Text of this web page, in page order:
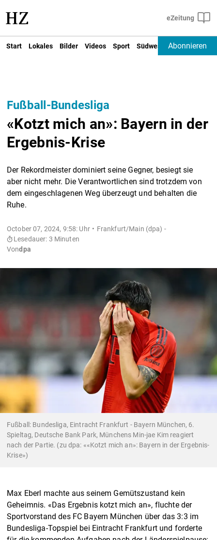
Start Lokales Bilder Videos Sport Südwest Deutschland
Abonnieren
Fußball-Bundesliga
«Kotzt mich an»: Bayern in der
Ergebnis-Krise
Der Rekordmeister dominiert seine Gegner, besiegt sie
aber nicht mehr. Die Verantwortlichen sind trotzdem von
dem eingeschlagenen Weg überzeugt und behalten die
Ruhe.
October 07, 2024, 9:58: Uhr
Frankfurt/Main (dpa) -
Lesedauer: 3 Minuten
Vondpa
Fußball: Bundesliga, Eintracht Frankfurt - Bayern München, 6.
Spieltag, Deutsche Bank Park, Münchens Min-jae Kim reagiert
nach der Partie. (zu dpa: ««Kotzt mich an»: Bayern in der Ergebnis-
Krise»)
Max Eberl machte aus seinem Gemütszustand kein
Geheimnis. «Das Ergebnis kotzt mich an», fluchte der
Sportvorstand des FC Bayern München über das 3:3 im
Bundesliga-Topspiel bei Eintracht Frankfurt und forderte